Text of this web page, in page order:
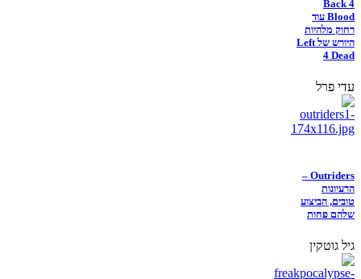
Back 4
Blood עוד
רחוק מלהיות
היורש של Left
4 Dead
עדי פרל
Outriders –
הרעיונות
טובים, הביצוע
שלהם פחות
גיל גוטקין